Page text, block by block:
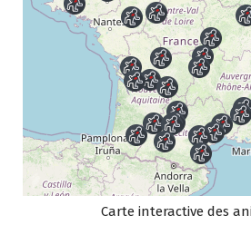
Carte interactive des